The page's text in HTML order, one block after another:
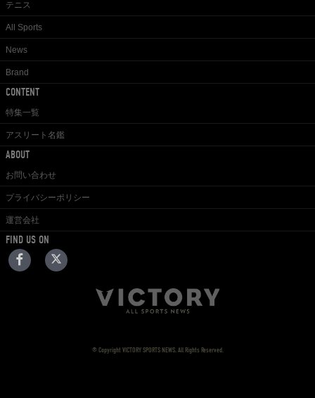
テニス
All Sports
News
Brand
CONTENT
特集一覧
アスリート名鑑
ABOUT
お問い合わせ
プライバシーポリシー
運営会社
FIND US ON
© Copyright VICTORY SPORTS NEWS. All Rights Reserved.